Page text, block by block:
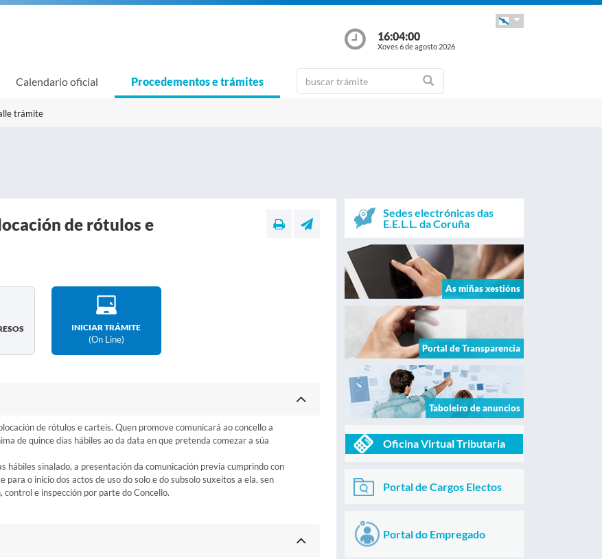
16:04:00
Xoves 6 de agosto 2026
Calendario oficial Procedementos e trámites
trámite
de rótulos e
INICIAR TRÁMITE
(on Line)
de rótulos e carteis. Quen promove comunicará ao concello a
de quince días hábiles ao da data en que pretenda comezar a súa
hábiles sinalado, a presentación da comunicación previa cumprindo con
o inicio dos actos de uso do solo e do subsolo suxeitos a ela, sen
e inspección por parte do Concello.
Sedes electrónicas das
E.E.L.L. da Coruña
As miñas xestións
Portal de Transparencia
Taboleiro de anuncios
Oficina Virtual Tributaria
Portal de Cargos Electos
Portal do Empregado